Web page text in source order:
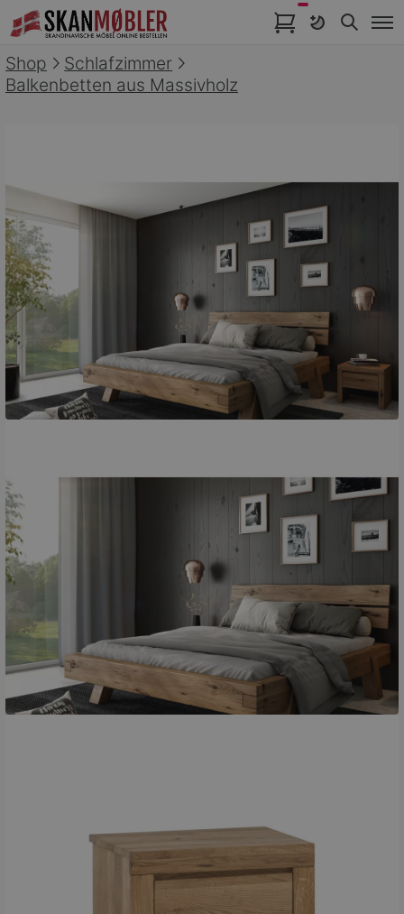
Artikel im Warenkorb
Shop
Schlafzimmer
Balkenbetten aus Massivholz